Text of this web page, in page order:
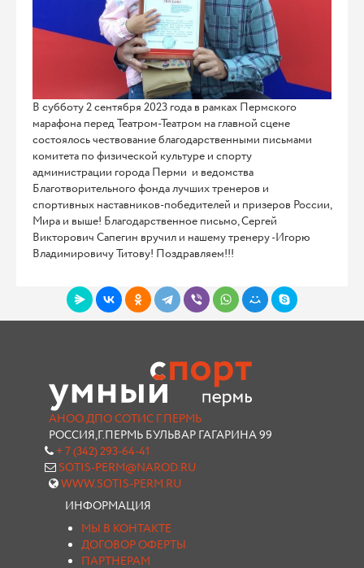
В субботу 2 сентября 2023 года в рамках Пермского
марафона перед Театром-Театром на главной сцене
состоялось чествование благодарственными письмами
комитета по физической культуре и спорту
администрации города Перми и ведомства
Благотворительного фонда лучших тренеров и
спортивных наставников-победителей и призеров России,
Мира и выше! Благодарственное письмо, Сергей
Викторович Сапегин вручил и нашему тренеру -Игорю
Владимировичу Титову! Поздравляем!!!
АНОО ДПО СОТИС Г.ПЕРМЬ
РОССИЯ,Г.ПЕРМЬ БУЛЬВАР ГАГАРИНА 99
+ 7 (342) 293-64-41
SOTIS-PERM@NAROD.RU
WWW.SOTIS-PERM.RU
ИНФОРМАЦИЯ
МЫ В КОНТАКТЕ
ДОГОВОР ОФЕРТЫ
ПАРТНЕРАМ